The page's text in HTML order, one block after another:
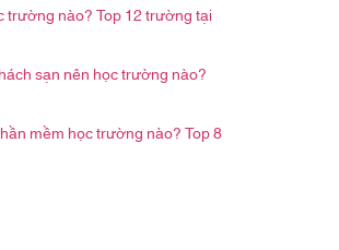
trường nào? Top 12 trường tại
sạn nên học trường nào?
mềm học trường nào? Top 8